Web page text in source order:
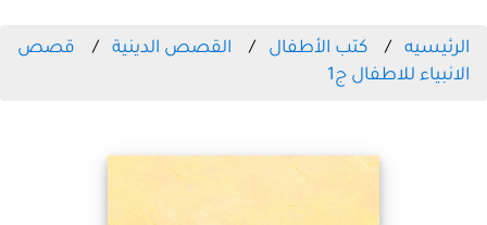
الرئيسيه كتب الأطفال القصص الدينية
قصص
الانبياء للاطفال ج1